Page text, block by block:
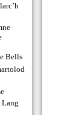
Bells